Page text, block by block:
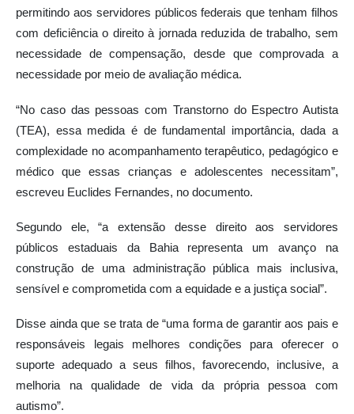
permitindo aos servidores públicos federais que tenham filhos
com deficiência o direito à jornada reduzida de trabalho, sem
necessidade de compensação, desde que comprovada a
necessidade por meio de avaliação médica.
“No caso das pessoas com Transtorno do Espectro Autista
(TEA), essa medida é de fundamental importância, dada a
complexidade no acompanhamento terapêutico, pedagógico e
médico que essas crianças e adolescentes necessitam”,
escreveu Euclides Fernandes, no documento.
Segundo ele, “a extensão desse direito aos servidores
públicos estaduais da Bahia representa um avanço na
construção de uma administração pública mais inclusiva,
sensível e comprometida com a equidade e a justiça social”.
Disse ainda que se trata de “uma forma de garantir aos pais e
responsáveis legais melhores condições para oferecer o
suporte adequado a seus filhos, favorecendo, inclusive, a
melhoria na qualidade de vida da própria pessoa com
autismo”.